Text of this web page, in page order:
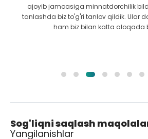
ajoyib jamoasiga minnatdorchilik
tanlashda biz to'g'ri tanlov qildik. Ular
ham biz bilan katta aloqada
Sog'liqni saqlash
Yangilanishlar